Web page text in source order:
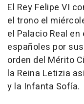
El Rey Felipe VI
el trono el
el Palacio Real
españoles por
orden del Mérito
la Reina Letizia
y la Infanta Sofía.